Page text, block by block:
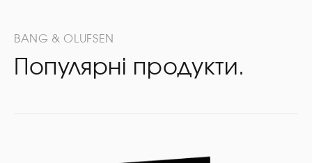
BANG & OLUFSEN
Популярні продукти.